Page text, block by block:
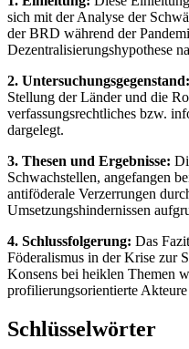
sich mit der Analyse der
der BRD während der
Dezentralisierungshypothese
2. Untersuchungsgegenstand:
Stellung der Länder und die
verfassungsrechtliches bzw.
dargelegt.
3. Thesen und Ergebnisse:
Schwachstellen, angefangen
antiföderale Verzerrungen
Umsetzungshindernissen
4. Schlussfolgerung: Das
Föderalismus in der Krise zur
Konsens bei heiklen Themen
profilierungsorientierte
Schlüsselwörter